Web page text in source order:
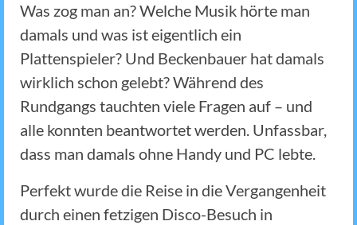
Was zog man an? Welche Musik hörte man
damals und was ist eigentlich ein
Plattenspieler? Und Beckenbauer hat damals
wirklich schon gelebt? Während des
Rundgangs tauchten viele Fragen auf – und
alle konnten beantwortet werden. Unfassbar,
dass man damals ohne Handy und PC lebte.
Perfekt wurde die Reise in die Vergangenheit
durch einen fetzigen Disco-Besuch in